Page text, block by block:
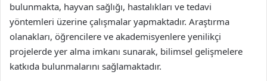
bulunmakta, hayvan sağlığı, hastalıkları ve tedavi
yöntemleri üzerine çalışmalar yapmaktadır. Araştırma
olanakları, öğrencilere ve akademisyenlere yenilikçi
projelerde yer alma imkanı sunarak, bilimsel gelişmelere
katkıda bulunmalarını sağlamaktadır.